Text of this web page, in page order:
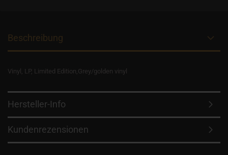
Beschreibung
Vinyl, LP, Limited Edition,Grey/golden vinyl
Hersteller-Info
Kundenrezensionen